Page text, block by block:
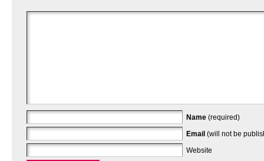
Name (required)
Email (will not be
Website